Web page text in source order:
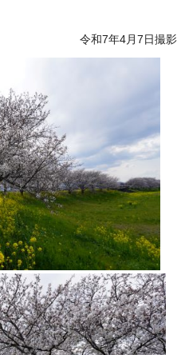
令和7年4月7日撮影